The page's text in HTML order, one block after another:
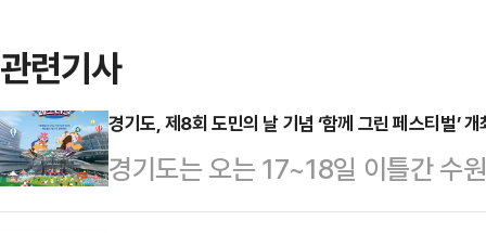
관련기사
경기도, 제8회 도민의 날 기념 ‘함께 그린 페스티벌’ 개
경기도는 오는 17~18일 이틀간 수
8회 경기도민의 날을 기념하는 ‘함